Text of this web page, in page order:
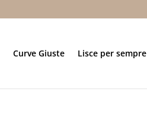
Curve Giuste Lisce per sempre